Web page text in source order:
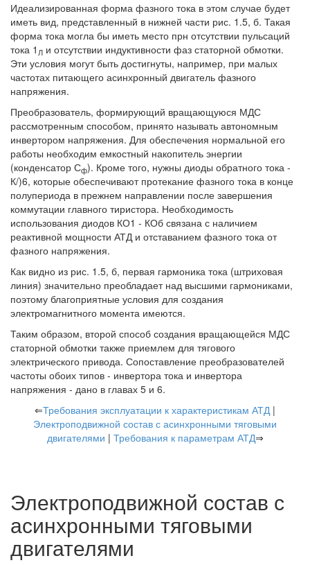
Идеализированная форма фазного тока в этом случае будет
иметь вид, представленный в нижней части рис. 1.5, б. Такая
форма тока могла бы иметь место прн отсутствии пульсаций
тока 1 Л и отсутствии индуктивности фаз статорной обмотки.
Эти условия могут быть достигнуты, например, при малых
частотах питающего асинхронный двигатель фазного
напряжения.
Преобразователь, формирующий вращающуюся МДС
рассмотренным способом, принято называть автономным
инвертором напряжения. Для обеспечения нормальной его
работы необходим емкостный накопитель энергии
(конденсатор Сф). Кроме того, нужны диоды обратного тока -
К/)6, которые обеспечивают протекание фазного тока в конце
полупериода в прежнем направлении после завершения
коммутации главного тиристора. Необходимость
использования диодов КО1 - КОб связана с наличием
реактивной мощности АТД и отставанием фазного тока от
фазного напряжения.
Как видно из рис. 1.5, б, первая гармоника тока (штриховая
линия) значительно преобладает над высшими гармониками,
поэтому благоприятные условия для создания
электромагнитного момента имеются.
Таким образом, второй способ создания вращающейся МДС
статорной обмотки также приемлем для тягового
электрического привода. Сопоставление преобразователей
частоты обоих типов - инвертора тока и инвертора
напряжения - дано в главах 5 и 6.
⇐Требования эксплуатации к характеристикам АТД|
Электроподвижной состав с асинхронными тяговыми
двигателями | Требования к параметрам АТД⇒
Электроподвижной состав с
асинхронными тяговыми
двигателями